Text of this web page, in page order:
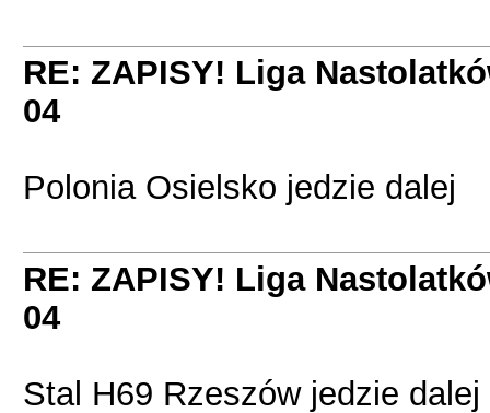
RE: ZAPISY! Liga
04
Polonia Osielsko jedzie dalej
RE: ZAPISY! Liga
04
Stal H69 Rzeszów jedzie dalej